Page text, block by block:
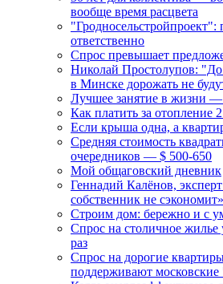
вообще время расцвета
ответственно
Спрос превышает
Николай Простолупов: "До
в Минске дорожать не
Лучшее занятие в жизни —
Как платить за отопление
Если крыша одна, а
Средняя стоимость
очередников — $ 500-650
Мой общаговский дневник
Геннадий Калёнов,
собственник не сэкономит»
Строим дом: бережно и с
Спрос на столичное жилье
раз
Спрос на дорогие
поддерживают